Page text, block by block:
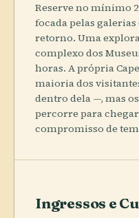
Reserve no mínimo
focada pelas galerias
retorno. Uma
complexo dos
horas. A própria
maioria dos
dentro dela —, mas
percorre para
compromisso de
Ingressos e